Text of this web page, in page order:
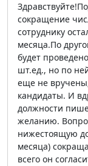
сокращение
сотруднику
месяца.По
будет
шт.ед., но по
еще не
кандидаты. И
должности
желанию.
нижестоящую
месяца)
всего он